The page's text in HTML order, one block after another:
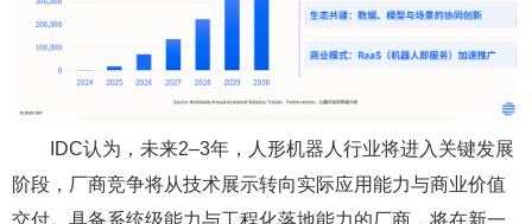
IDC认为，未来2–3年，人形机器人行业将进入关键发展
阶段，厂商竞争将从技术展示转向实际应用能力与商业价值